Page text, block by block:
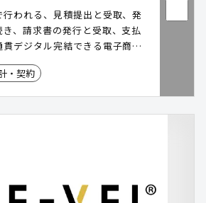
われる、見積提出と受取、発
、請求書の発行と受取、支払
デジタル完結できる電子商取
ます。事業者含めたペーパー
の電子化普及とともに、双方
・契約